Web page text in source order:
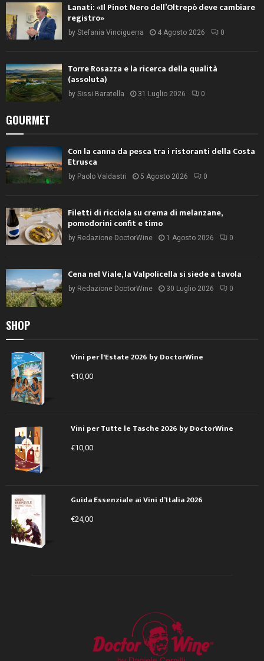
Lanati: «Il Pinot Nero dell’Oltrepò deve cambiare
registro»
by Stefania Vinciguerra 4 Agosto 2026 0
Torre Rosazza e la ricerca della qualità
(assoluta)
by Sissi Baratella 31 Luglio 2026 0
GOURMET
Con la canna da pesca tra i ristoranti della Costa
Etrusca
by Paolo Valdastri 5 Agosto 2026 0
Filetti di ricciola su crema di melanzane,
pomodorini confit e timo
by Redazione DoctorWine 1 Agosto 2026 0
Cena nel Viale, la Valpolicella si siede a tavola
by Redazione DoctorWine 30 Luglio 2026 0
SHOP
Vini per l'Estate 2026 by DoctorWine
€10,00
Vini per Tutte le Tasche 2026 by DoctorWine
€10,00
Guida Essenziale ai Vini d’Italia 2026
€24,00